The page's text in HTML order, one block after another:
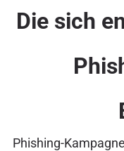
Die sich
Phishing-